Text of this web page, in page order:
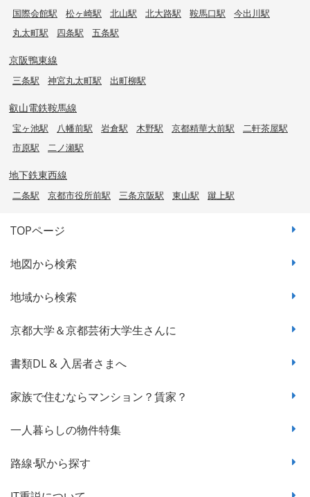
国際会館駅 松ヶ崎駅 北山駅 北大路駅 鞍馬口駅
今出川駅
丸太町駅
四条駅 五条駅
京阪鴨東線
三条駅 神宮丸太町駅 出町柳駅
叡山電鉄鞍馬線
宝ヶ池駅 八幡前駅 岩倉駅 木野駅 京都精華大前駅
二軒茶屋駅
市原駅
二ノ瀬駅
地下鉄東西線
二条駅 京都市役所前駅 三条京阪駅 東山駅 蹴上駅
TOPページ
地図から検索
地域から検索
京都大学＆京都芸術大学生さんに
書類DL & 入居者さまへ
家族で住むならマンション？賃家？
一人暮らしの物件特集
路線·駅から探す